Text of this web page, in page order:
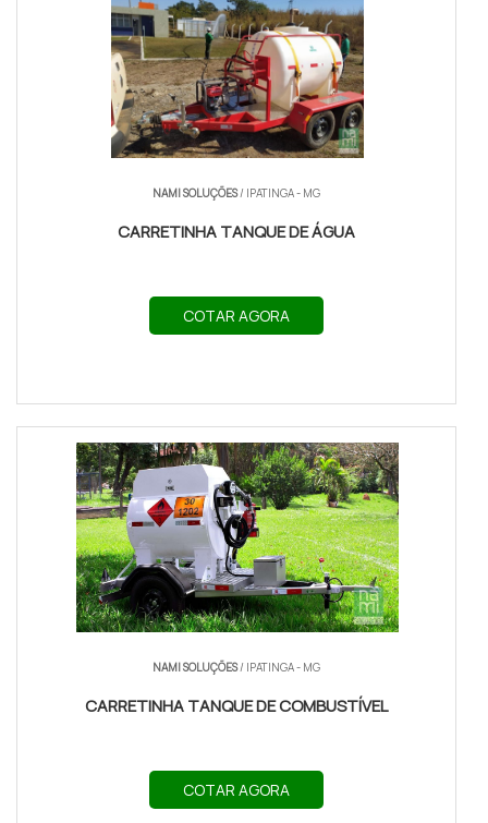
NAMI SOLUÇÕES/ IPATINGA - MG
CARRETINHA TANQUE DE ÁGUA
COTAR AGORA
NAMI SOLUÇÕES/ IPATINGA - MG
CARRETINHA TANQUE DE COMBUSTÍVEL
COTAR AGORA